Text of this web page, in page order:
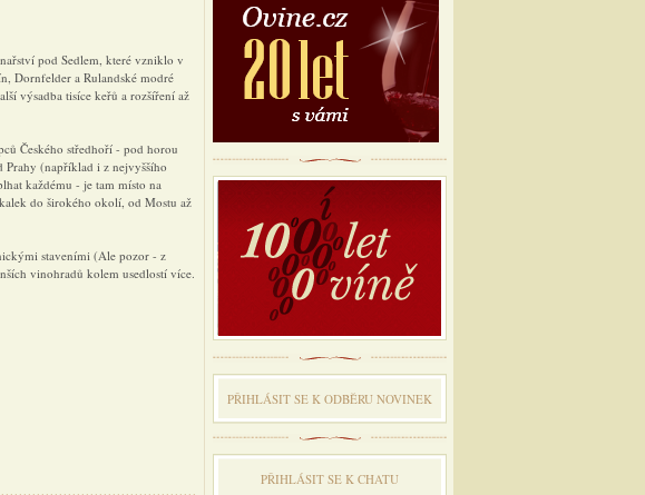
pod Sedlem, které vzniklo v
Dornfelder a Rulandské modré
výsadba tisíce keřů a rozšíření až
Českého středhoří - pod horou
(například i z nejvyššího
každému - je tam místo na
do širokého okolí, od Mostu až
staveními (Ale pozor - z
vinohradů kolem usedlostí více.
PŘIHLÁSIT SE K ODBĔRU NOVINEK
PŘIHLÁSIT SE K CHATU